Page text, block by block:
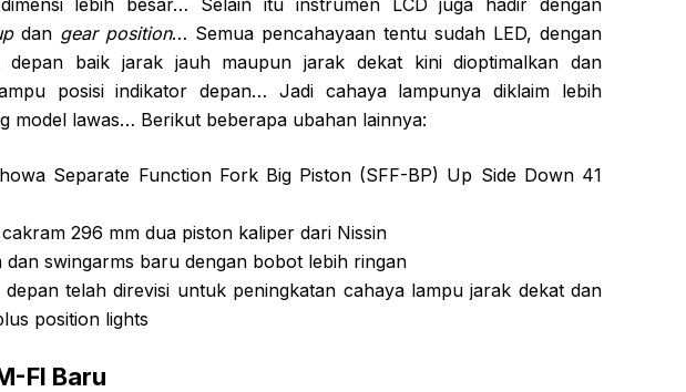
dan gear position… Semua pencahayaan tentu sudah LED, dengan
depan baik jarak jauh maupun jarak dekat kini dioptimalkan dan
posisi indikator depan… Jadi cahaya lampunya diklaim lebih
model lawas… Berikut beberapa ubahan lainnya:
Separate Function Fork Big Piston (SFF-BP) Up Side Down 41
296 mm dua piston kaliper dari Nissin
dan swingarms baru dengan bobot lebih ringan
depan telah direvisi untuk peningkatan cahaya lampu jarak dekat dan
position lights
FI Baru